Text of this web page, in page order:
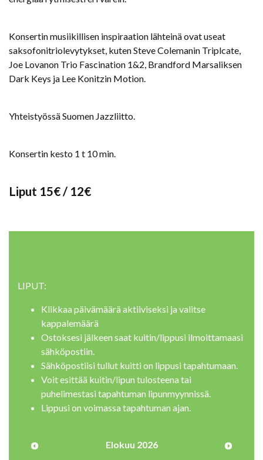
Konsertin musiikillisen inspiraation lähteinä ovat useat
saksofonitriolevytykset, kuten Steve Colemanin Triplcate,
Joe Lovanon Trio Fascination 1&2, Brandford Marsaliksen
Dark Keys ja Lee Konitzin Motion.
Yhteistyössä Suomen Jazzliitto.
Konsertin kesto 1 t 10 min.
Liput 15€ / 12€
LIPUT:
Klikkaa päivämäärä aktiiviseksi ja valitse
kappalemäärä
Ostoksesi jälkeen saat kuitin/lippusi ilmoittamaasi
sähköpostiin.
Sähköpostiisi tullut kuitti on lippusi tapahtumaan.
Voit esittää kuitin/lipun tulosteena tai
puhelimestasi tapahtuman lipunmyynnissä.
Lippusi on voimassa tapahtuman ajan.
Elokuu 2026